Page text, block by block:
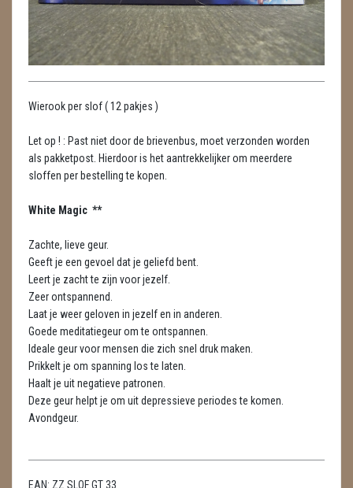
HUISREINIGING
KAARSEN
MASSAGE
METEORIETEN
READING EN PERSOONLIJK ADVIES
RUWE STENEN
SCHEDELS / SKULLS
SELENIET
SPECIALE STUKKEN
TELEFOON KOORDEN
THEELICHTEN
VLINDERS
WIEROOK
Wierook per slof ( 12 pakjes )
Let op ! : Past niet door de brievenbus, moet verzonden worden
als pakketpost. Hierdoor is het aantrekkelijker om meerdere
sloffen per bestelling te kopen.
White Magic **
Zachte, lieve geur.
Geeft je een gevoel dat je geliefd bent.
Leert je zacht te zijn voor jezelf.
Zeer ontspannend.
Laat je weer geloven in jezelf en in anderen.
Goede meditatiegeur om te ontspannen.
Ideale geur voor mensen die zich snel druk maken.
Prikkelt je om spanning los te laten.
Haalt je uit negatieve patronen.
Deze geur helpt je om uit depressieve periodes te komen.
Avondgeur.
EAN: ZZ SLOF GT 33